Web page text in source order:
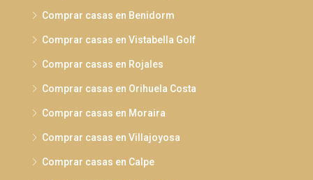
Comprar casas en Benidorm
Comprar casas en Vistabella Golf
Comprar casas en Rojales
Comprar casas en Orihuela Costa
Comprar casas en Moraira
Comprar casas en Villajoyosa
Comprar casas en Calpe